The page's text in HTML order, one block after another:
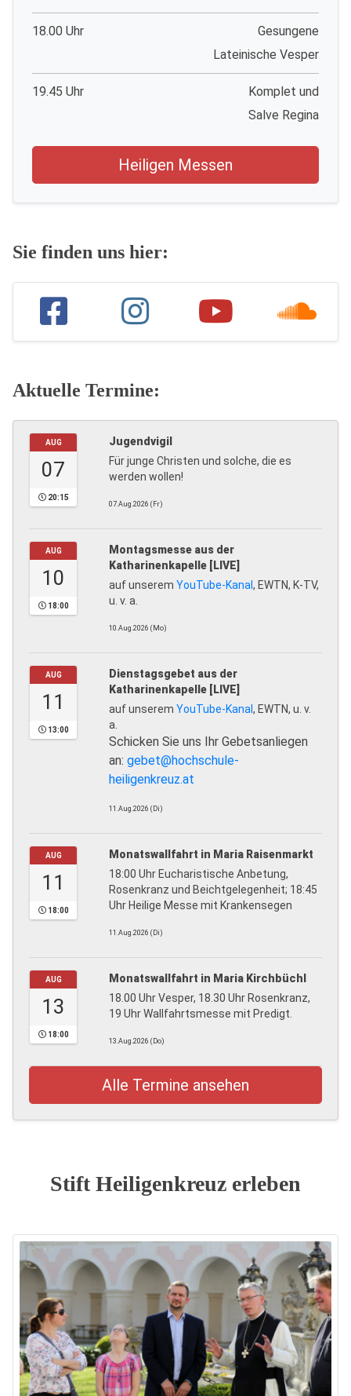
18.00 Uhr
Gesungene
Lateinische Vesper
19.45 Uhr
Komplet und
Salve Regina
Heiligen Messen
Sie finden uns hier:
Aktuelle Termine:
AUG
07
20:15
Jugendvigil
Für junge Christen und solche, die es
werden wollen!
07.Aug.2026 (Fr)
AUG
10
18:00
Montagsmesse aus der
Katharinenkapelle [LIVE]
auf unserem YouTube-Kanal, EWTN, K-TV,
u. v. a.
10.Aug.2026 (Mo)
AUG
11
13:00
Dienstagsgebet aus der
Katharinenkapelle [LIVE]
auf unserem YouTube-Kanal, EWTN, u. v.
a.
Schicken Sie uns Ihr Gebetsanliegen
an: gebet@hochschule-
heiligenkreuz.at
11.Aug.2026 (Di)
AUG
11
18:00
Monatswallfahrt in Maria Raisenmarkt
18:00 Uhr Eucharistische Anbetung,
Rosenkranz und Beichtgelegenheit; 18:45
Uhr Heilige Messe mit Krankensegen
11.Aug.2026 (Di)
AUG
13
18:00
Monatswallfahrt in Maria Kirchbüchl
18.00 Uhr Vesper, 18.30 Uhr Rosenkranz,
19 Uhr Wallfahrtsmesse mit Predigt.
13.Aug.2026 (Do)
Alle Termine ansehen
Stift Heiligenkreuz erleben